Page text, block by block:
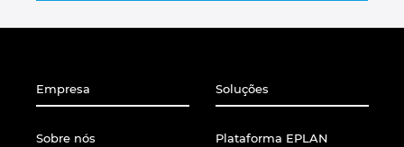
Empresa
Sobre nós
Soluções
Plataforma EPLAN